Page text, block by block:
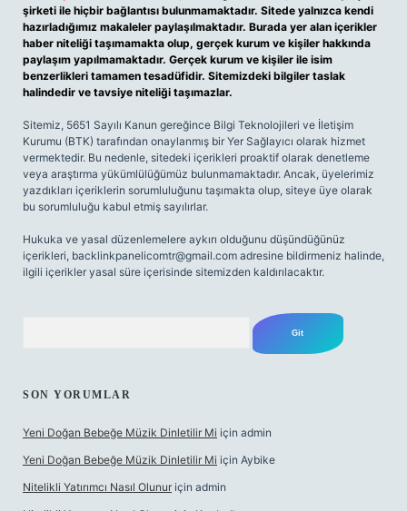
şirketi ile hiçbir bağlantısı bulunmamaktadır. Sitede yalnızca kendi
hazırladığımız makaleler paylaşılmaktadır. Burada yer alan içerikler
haber niteliği taşımamakta olup, gerçek kurum ve kişiler hakkında
paylaşım yapılmamaktadır. Gerçek kurum ve kişiler ile isim
benzerlikleri tamamen tesadüfidir. Sitemizdeki bilgiler taslak
halindedir ve tavsiye niteliği taşımazlar.
Sitemiz, 5651 Sayılı Kanun gereğince Bilgi Teknolojileri ve İletişim
Kurumu (BTK) tarafından onaylanmış bir Yer Sağlayıcı olarak hizmet
vermektedir. Bu nedenle, sitedeki içerikleri proaktif olarak denetleme
veya araştırma yükümlülüğümüz bulunmamaktadır. Ancak, üyelerimiz
yazdıkları içeriklerin sorumluluğunu taşımakta olup, siteye üye olarak
bu sorumluluğu kabul etmiş sayılırlar.
Hukuka ve yasal düzenlemelere aykırı olduğunu düşündüğünüz
içerikleri, backlinkpanelicomtr@gmail.com adresine bildirmeniz halinde,
ilgili içerikler yasal süre içerisinde sitemizden kaldırılacaktır.
SON YORUMLAR
Yeni Doğan Bebeğe Müzik Dinletilir Mi için admin
Yeni Doğan Bebeğe Müzik Dinletilir Mi için Aybike
Nitelikli Yatırımcı Nasıl Olunur için admin